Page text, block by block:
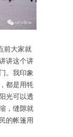
前大家就
讲这个讲
。我印象
都是用牦
光可以透
，缝隙就
的帐篷用